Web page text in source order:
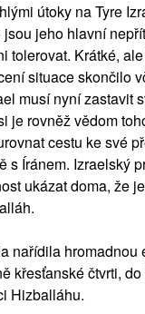
útoky na Tyre
jsou jeho hlavní
tolerovat. Krátké,
situace skončilo
musí nyní zastavit
je rovněž vědom
cestu ke své
s Íránem. Izraelský
ukázat doma, že
nařídila hromadnou
křesťanské čtvrti,
Hizballáhu.